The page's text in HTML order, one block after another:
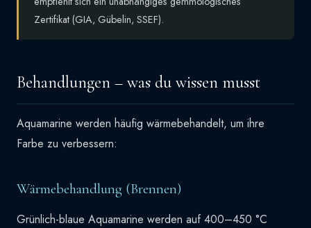
Zertifikat (GIA, Gübelin, SSEF).
Behandlungen – was du wissen musst
Aquamarine werden häufig wärmebehandelt, um ihre
Farbe zu verbessern:
Wärmebehandlung (Brennen)
Grünlich-blaue Aquamarine werden auf 400–450 °C